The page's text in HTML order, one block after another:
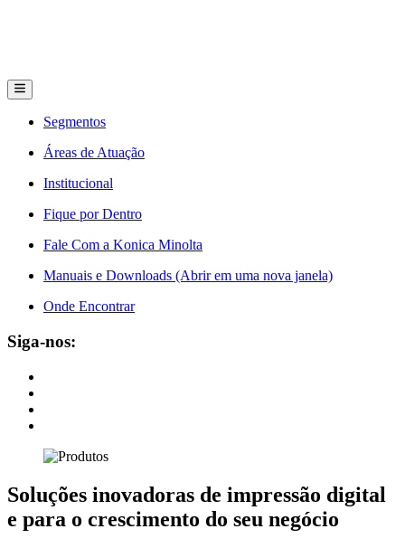
Segmentos
Áreas de Atuação
Institucional
Fique por Dentro
Fale Com a Konica Minolta
Manuais e Downloads (Abrir em uma nova janela)
Onde Encontrar
Siga-nos:
Soluções inovadoras de impressão digital
e para o crescimento do seu negócio